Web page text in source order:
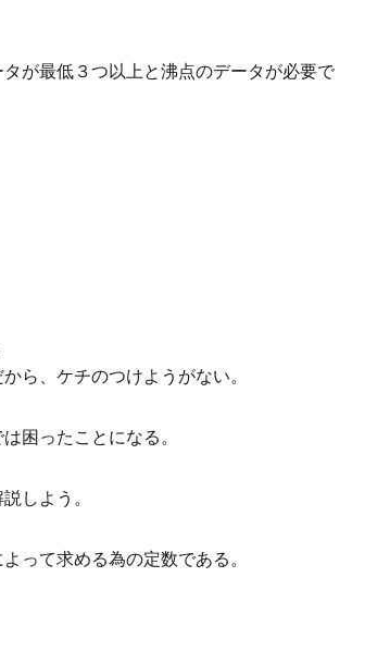
が最低３つ以上と沸点のデータが必要で
ら、ケチのつけようがない。
困ったことになる。
しよう。
って求める為の定数である。